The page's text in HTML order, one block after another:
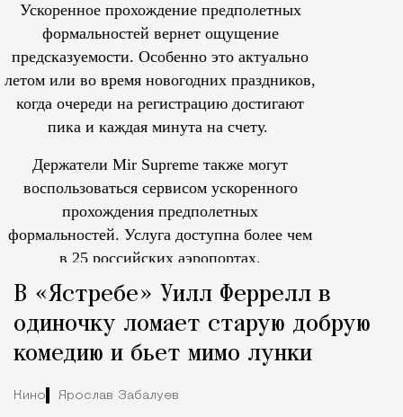
Ускоренное прохождение предполетных
формальностей вернет ощущение
предсказуемости. Особенно это актуально
летом или во время новогодних праздников,
когда очереди на регистрацию достигают
пика и каждая минута на счету.
Держатели Mir Supreme также могут
воспользоваться сервисом ускоренного
прохождения предполетных
формальностей. Услуга доступна более чем
в 25 российских аэропортах.
В «Ястребе» Уилл Феррелл в
одиночку ломает старую добрую
комедию и бьет мимо лунки
Кино Ярослав Забалуев